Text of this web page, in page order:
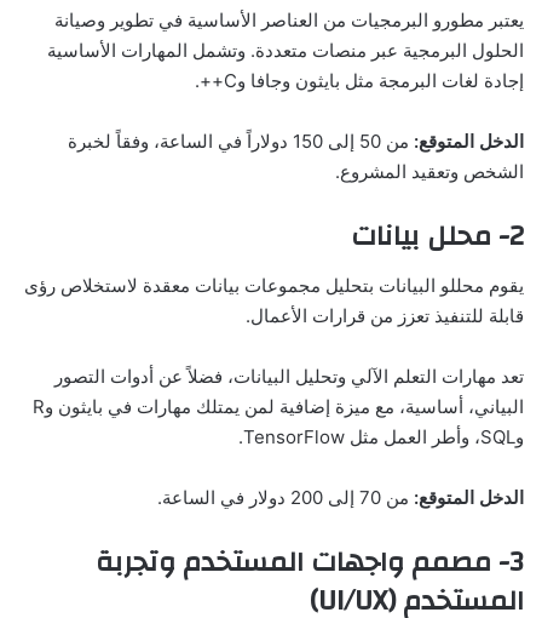
يعتبر مطورو البرمجيات من العناصر الأساسية في تطوير وصيانة
الحلول البرمجية عبر منصات متعددة. وتشمل المهارات الأساسية
إجادة لغات البرمجة مثل بايثون وجافا وC++.
الدخل المتوقع:
من 50 إلى 150 دولاراً في الساعة، وفقاً لخبرة
الشخص وتعقيد المشروع.
2- محلل بيانات
يقوم محللو البيانات بتحليل مجموعات بيانات معقدة لاستخلاص رؤى
قابلة للتنفيذ تعزز من قرارات الأعمال.
تعد مهارات التعلم الآلي وتحليل البيانات، فضلاً عن أدوات التصور
البياني، أساسية، مع ميزة إضافية لمن يمتلك مهارات في بايثون وR
وSQL، وأطر العمل مثل TensorFlow.
الدخل المتوقع: من 70 إلى 200 دولار في الساعة.
3- مصمم واجهات المستخدم وتجربة
المستخدم (UI/UX)